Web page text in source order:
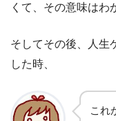
くて、その意味はわ
そしてその後、人生
した時、
これ